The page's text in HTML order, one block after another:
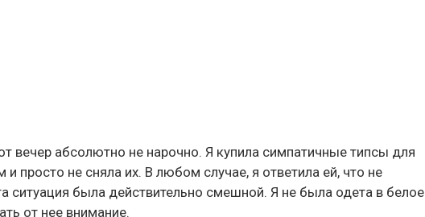
вечер абсолютно не нарочно. Я купила симпатичные типсы для
просто не сняла их. В любом случае, я ответила ей, что не
ситуация была действительно смешной. Я не была одета в белое
от нее внимание.